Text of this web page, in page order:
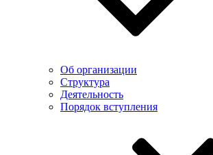
Об организации
Структура
Деятельность
Порядок вступления